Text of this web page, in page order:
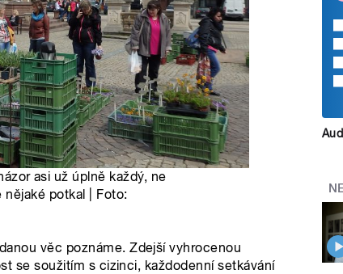
asi už úplně každý, ne
nějaké potkal | Foto:
věc poznáme. Zdejší vyhrocenou
se soužitím s cizinci, každodenní setkávání